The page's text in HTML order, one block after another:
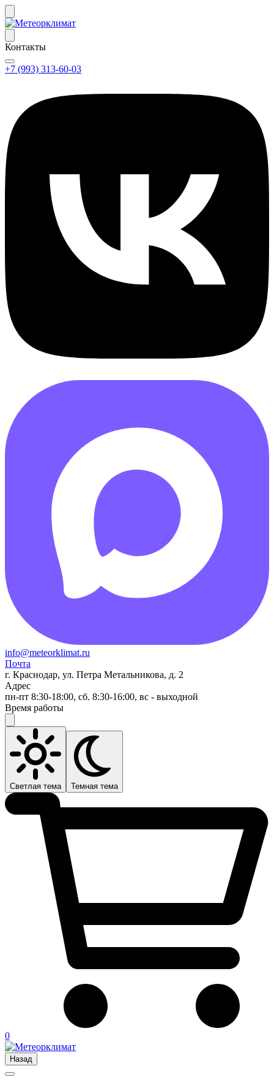
Контакты
+7 (993) 313-60-03
info@meteorklimat.ru
Почта
г. Краснодар, ул. Петра Метальникова, д. 2
Адрес
пн-пт 8:30-18:00, сб. 8:30-16:00, вс - выходной
Время работы
Светлая тема Темная тема
0
Назад